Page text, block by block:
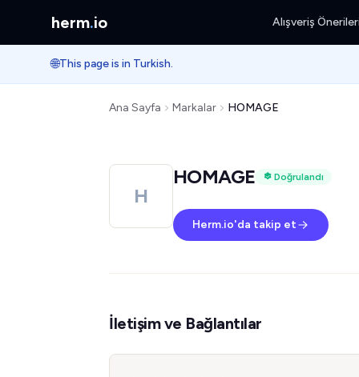
herm.io Alışveriş
🌐This page is in Turkish.
Ana Sayfa Markalar HOMAGE
H
HOMAGE Doğrulandı
Herm.io'da takip et
İletişim ve Bağlantılar